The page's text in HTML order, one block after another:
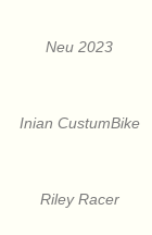
Neu 2023
Inian CustumBike
Riley Racer